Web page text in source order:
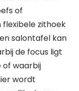
of
flexibele zithoek
salontafel kan
de focus ligt
of waarbij
wordt